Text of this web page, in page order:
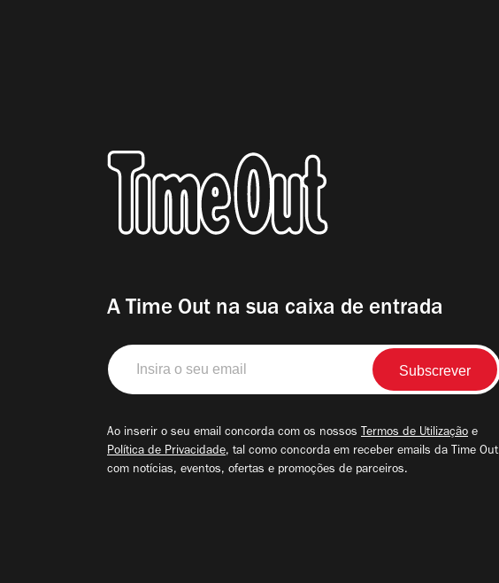
A Time Out na sua caixa de entrada
Insira
o
seu
Ao inserir o seu email concorda com os nossos Termos de Utilização e
Política de Privacidade, tal como concorda em receber emails da Time Out
com notícias, eventos, ofertas e promoções de parceiros.